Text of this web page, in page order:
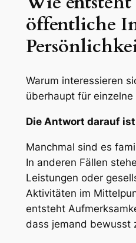
öffentliche
Warum interessieren
überhaupt für einzelne
Die Antwort darauf
Manchmal sind es
In anderen Fällen
Leistungen oder
Aktivitäten im
entsteht
dass jemand bewusst